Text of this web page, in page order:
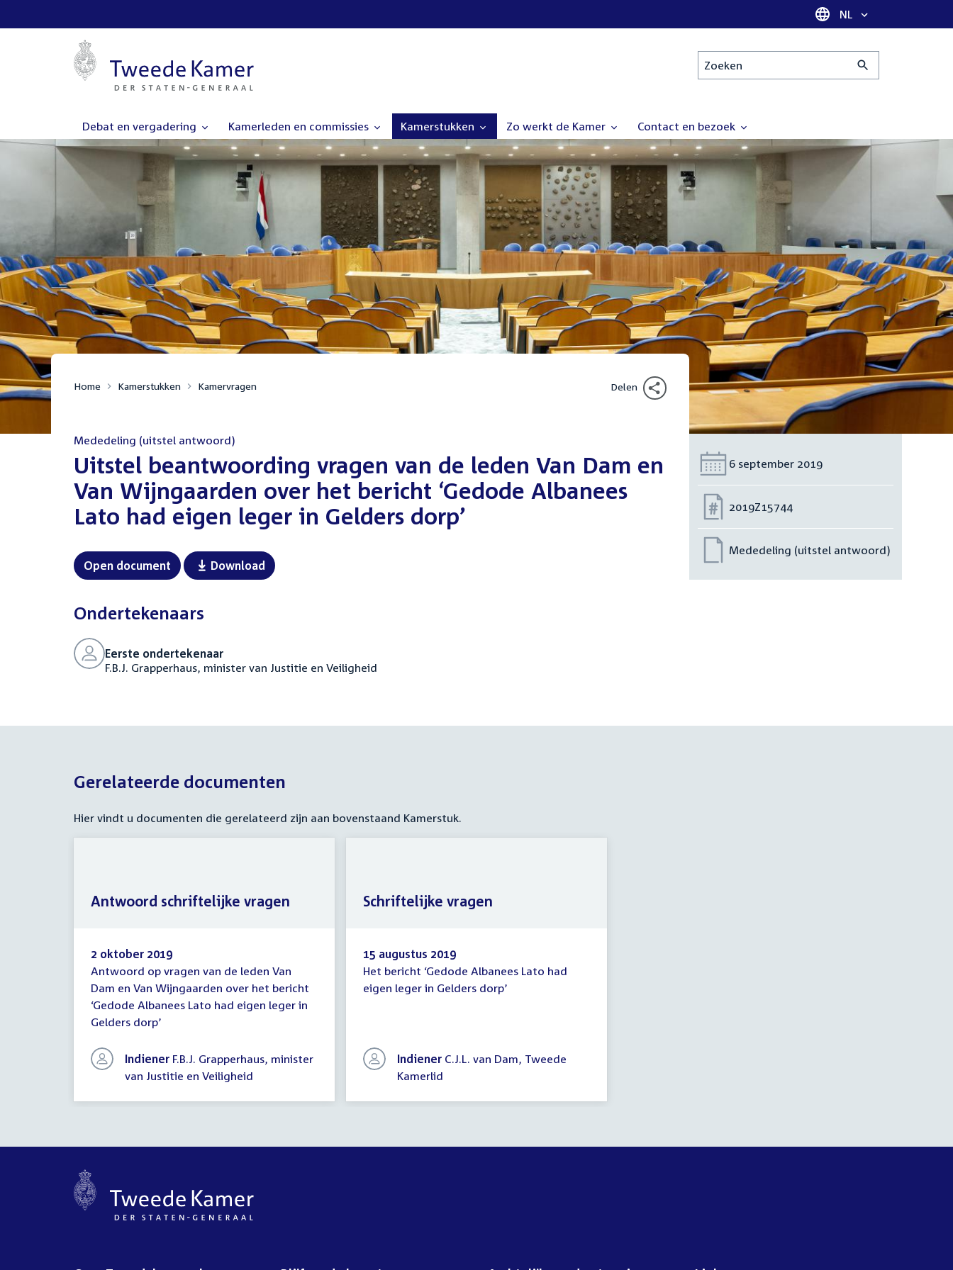
Taal selectie
NL
Zoeken
Debat en vergadering Kamerleden en commissies Kamerstukken Zo werkt de Kamer Contact en bezoek
Home Kamerstukken Kamervragen Delen
Mededeling (uitstel antwoord)
:Uitstel beantwoording vragen van de leden Van Dam en
Van Wijngaarden over het bericht ‘Gedode Albanees
Lato had eigen leger in Gelders dorp’
Open document Download
Ondertekenaars
Eerste ondertekenaar
F.B.J. Grapperhaus, minister van Justitie en Veiligheid
Datum:
6 september 2019
Nummer:
2019Z15744
Mededeling (uitstel antwoord)
Gerelateerde documenten
Hier vindt u documenten die gerelateerd zijn aan bovenstaand Kamerstuk.
Antwoord
schriftelijke
vragen
2 oktober 2019
Antwoord op vragen van de leden Van
Dam en Van Wijngaarden over het bericht
‘Gedode Albanees Lato had eigen leger in
Gelders dorp’
Indiener F.B.J. Grapperhaus, minister
van Justitie en Veiligheid
Antwoord schriftelijke vragen
Schriftelijke
vragen
15 augustus 2019
Het bericht ‘Gedode Albanees Lato had
eigen leger in Gelders dorp’
Indiener C.J.L. van Dam, Tweede
Kamerlid
Schriftelijke vragen